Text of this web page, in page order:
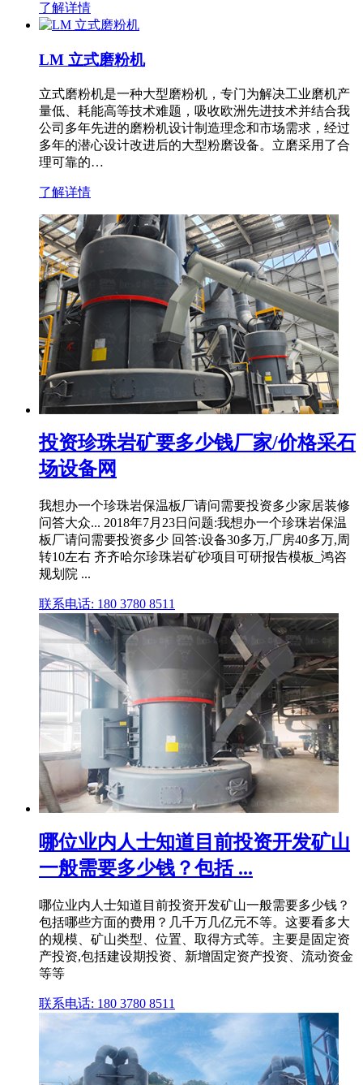
了解详情
LM 立式磨粉机
立式磨粉机是一种大型磨粉机，专门为解决工业磨机产
量低、耗能高等技术难题，吸收欧洲先进技术并结合我
公司多年先进的磨粉机设计制造理念和市场需求，经过
多年的潜心设计改进后的大型粉磨设备。立磨采用了合
理可靠的…
了解详情
投资珍珠岩矿要多少钱厂家/价格采石
场设备网
我想办一个珍珠岩保温板厂请问需要投资多少家居装修
问答大众... 2018年7月23日问题:我想办一个珍珠岩保温
板厂请问需要投资多少 回答:设备30多万,厂房40多万,周
转10左右 齐齐哈尔珍珠岩矿砂项目可研报告模板_鸿咨
规划院 ...
联系电话: 180 3780 8511
哪位业内人士知道目前投资开发矿山
一般需要多少钱？包括 ...
哪位业内人士知道目前投资开发矿山一般需要多少钱？
包括哪些方面的费用？几千万几亿元不等。这要看多大
的规模、矿山类型、位置、取得方式等。主要是固定资
产投资,包括建设期投资、新增固定资产投资、流动资金
等等
联系电话: 180 3780 8511